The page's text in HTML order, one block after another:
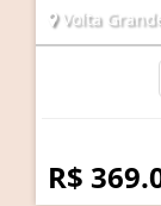
Volta
R$